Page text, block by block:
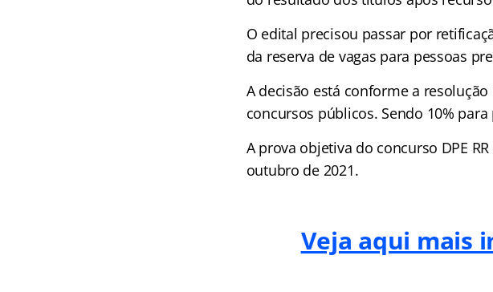
O edital precisou passar por
da reserva de vagas para pessoas
A decisão está conforme a
concursos públicos. Sendo 10%
A prova objetiva do concurso DPE
outubro de 2021.
Veja aqui mais